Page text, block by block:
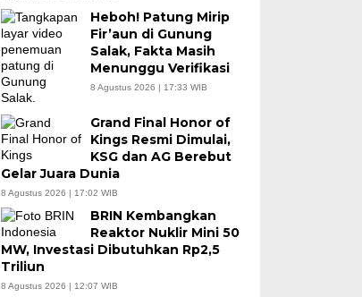
Heboh! Patung Mirip
Fir’aun di Gunung
Salak, Fakta Masih
Menunggu Verifikasi
8 Agustus 2026 | 17:33 WIB
Grand Final Honor of
Kings Resmi Dimulai,
KSG dan AG Berebut
Gelar Juara Dunia
8 Agustus 2026 | 17:02 WIB
BRIN Kembangkan
Reaktor Nuklir Mini 50
MW, Investasi Dibutuhkan Rp2,5
Triliun
8 Agustus 2026 | 12:07 WIB